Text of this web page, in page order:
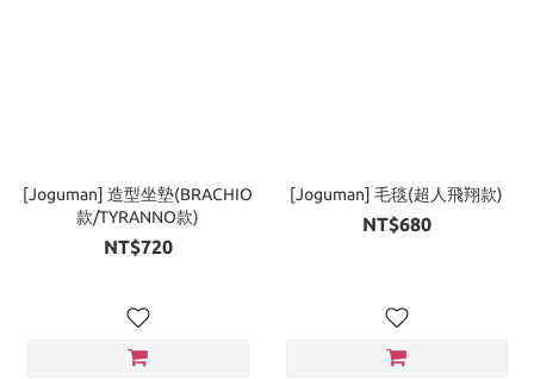
[Joguman] 造型坐墊(BRACHIO
款/TYRANNO款)
NT$720
[Joguman] 毛毯(超人飛翔款)
NT$680